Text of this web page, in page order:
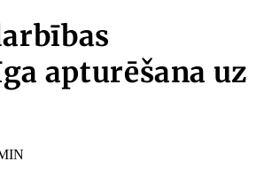
apturēšana uz